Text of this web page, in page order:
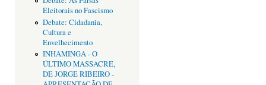
Eleitorais no Fascismo
Debate: Cidadania,
Cultura e
Envelhecimento
INHAMINGA - O
ÚLTIMO MASSACRE,
DE JORGE RIBEIRO -